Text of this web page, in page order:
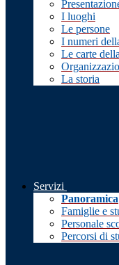
I luoghi
Le persone
I numeri
Le carte
La storia
Servizi
Panoramica
Famiglie e
Personale
Percorsi di